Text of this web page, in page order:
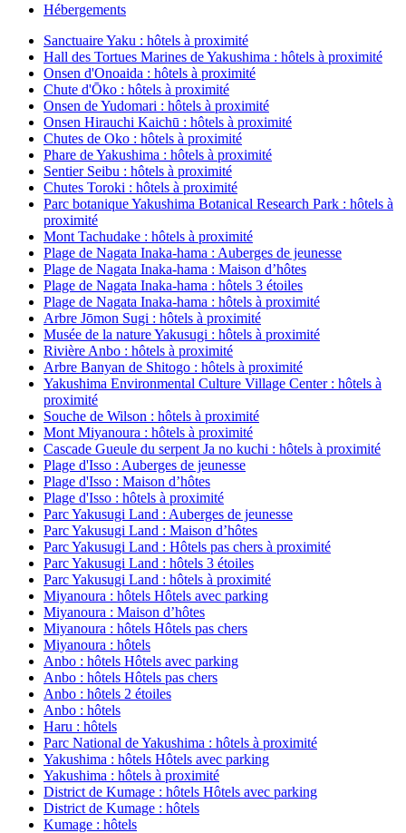
Hébergements
Sanctuaire Yaku : hôtels à proximité
Hall des Tortues Marines de Yakushima : hôtels à proximité
Onsen d'Onoaida : hôtels à proximité
Chute d'Ōko : hôtels à proximité
Onsen de Yudomari : hôtels à proximité
Onsen Hirauchi Kaichū : hôtels à proximité
Chutes de Oko : hôtels à proximité
Phare de Yakushima : hôtels à proximité
Sentier Seibu : hôtels à proximité
Chutes Toroki : hôtels à proximité
Parc botanique Yakushima Botanical Research Park : hôtels à
proximité
Mont Tachudake : hôtels à proximité
Plage de Nagata Inaka-hama : Auberges de jeunesse
Plage de Nagata Inaka-hama : Maison d’hôtes
Plage de Nagata Inaka-hama : hôtels 3 étoiles
Plage de Nagata Inaka-hama : hôtels à proximité
Arbre Jōmon Sugi : hôtels à proximité
Musée de la nature Yakusugi : hôtels à proximité
Rivière Anbo : hôtels à proximité
Arbre Banyan de Shitogo : hôtels à proximité
Yakushima Environmental Culture Village Center : hôtels à
proximité
Souche de Wilson : hôtels à proximité
Mont Miyanoura : hôtels à proximité
Cascade Gueule du serpent Ja no kuchi : hôtels à proximité
Plage d'Isso : Auberges de jeunesse
Plage d'Isso : Maison d’hôtes
Plage d'Isso : hôtels à proximité
Parc Yakusugi Land : Auberges de jeunesse
Parc Yakusugi Land : Maison d’hôtes
Parc Yakusugi Land : Hôtels pas chers à proximité
Parc Yakusugi Land : hôtels 3 étoiles
Parc Yakusugi Land : hôtels à proximité
Miyanoura : hôtels Hôtels avec parking
Miyanoura : Maison d’hôtes
Miyanoura : hôtels Hôtels pas chers
Miyanoura : hôtels
Anbo : hôtels Hôtels avec parking
Anbo : hôtels Hôtels pas chers
Anbo : hôtels 2 étoiles
Anbo : hôtels
Haru : hôtels
Parc National de Yakushima : hôtels à proximité
Yakushima : hôtels Hôtels avec parking
Yakushima : hôtels à proximité
District de Kumage : hôtels Hôtels avec parking
District de Kumage : hôtels
Kumage : hôtels